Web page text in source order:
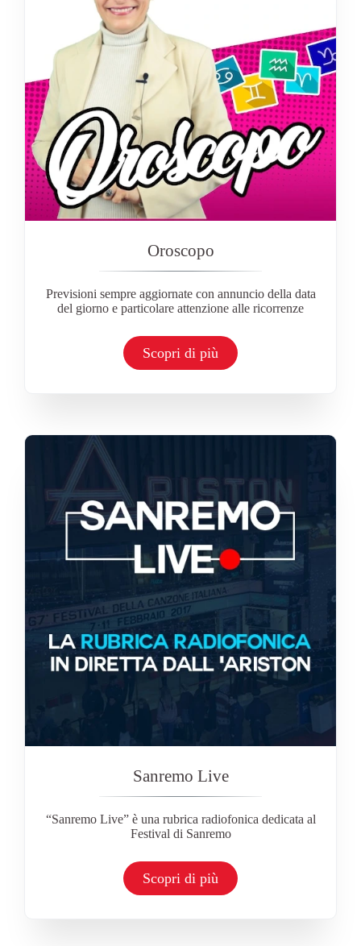
Oroscopo
Previsioni sempre aggiornate con annuncio della data
del giorno e particolare attenzione alle ricorrenze
Scopri di più
Sanremo Live
“Sanremo Live” è una rubrica radiofonica dedicata al
Festival di Sanremo
Scopri di più